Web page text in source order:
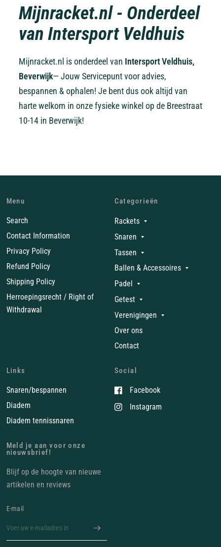
Mijnracket.nl - Onderdeel
van Intersport Veldhuis
Mijnracket.nl is onderdeel van Intersport Veldhuis,
Beverwijk— Jouw Servicepunt voor advies,
bespannen & ophalen! Je bent dus ook altijd van
harte welkom in onze fysieke winkel op de Breestraat
10-14 in Beverwijk!
Menu
Search
Contact Information
Privacy Policy
Refund Policy
Shipping Policy
Herroepingsrecht / Right of
Withdrawal
Categorieën
Rackets
Snaren
Tassen
Ballen & Accessoires
Padel
Getest
Verenigingen
Over ons
Contact
Links
Snaren/bespannen
Diadem
Diadem tennissnaren
Social
Facebook
Instagram
Meld je aan voor onze
nieuwsbrief!
Blijf op de hoogte van nieuwe
artikelen en reviews
E‑mail